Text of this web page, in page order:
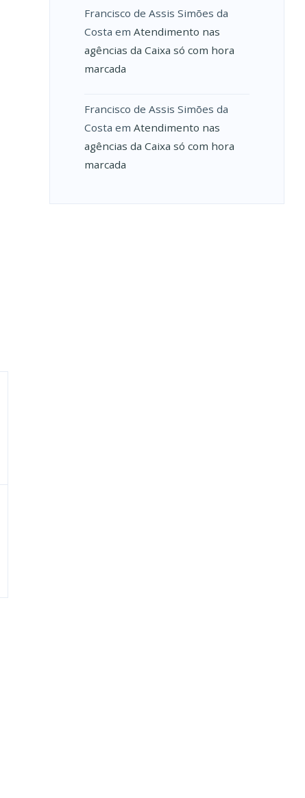
Francisco de Assis Simões da
Costa em Atendimento nas
agências da Caixa só com hora
marcada
Francisco de Assis Simões da
Costa em Atendimento nas
agências da Caixa só com hora
marcada